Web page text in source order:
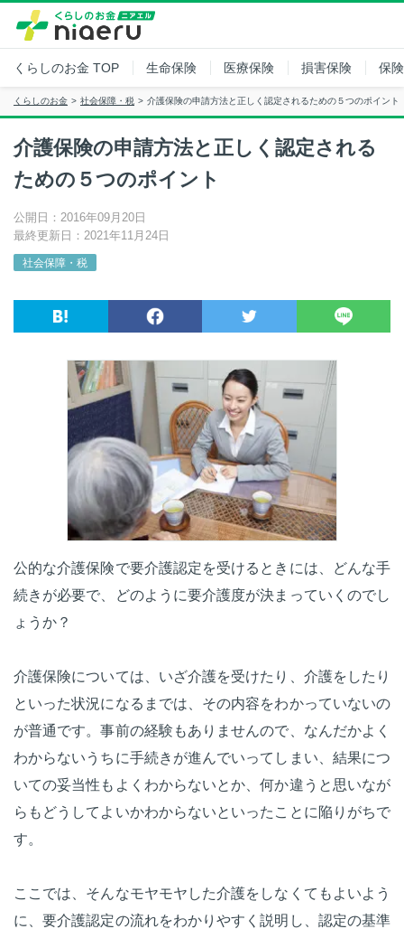
くらしのお金 TOP 生命保険 医療保険 損害保険 保
くらしのお金 社会保障・税 介護保険の申請方法と正しく認定されるための５つのポイント
介護保険の申請方法と正しく認定される
ための５つのポイント
公開日：2016年09月20日
最終更新日：2021年11月24日
社会保障・税
公的な介護保険で要介護認定を受けるときには、どんな手
続きが必要で、どのように要介護度が決まっていくのでし
ょうか？
介護保険については、いざ介護を受けたり、介護をしたり
といった状況になるまでは、その内容をわかっていないの
が普通です。事前の経験もありませんので、なんだかよく
わからないうちに手続きが進んでいってしまい、結果につ
いての妥当性もよくわからないとか、何か違うと思いなが
らもどうしてよいかわからないといったことに陥りがちで
す。
ここでは、そんなモヤモヤした介護をしなくてもよいよう
に、要介護認定の流れをわかりやすく説明し、認定の基準